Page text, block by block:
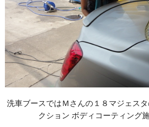
洗車ブースではＭさんの１８マジェス
クション ボディコーティング